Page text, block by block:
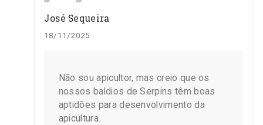
José Sequeira
18/11/2025
Não sou apicultor, mas creio que os
nossos baldios de Serpins têm boas
aptidões para desenvolvimento da
apicultura.